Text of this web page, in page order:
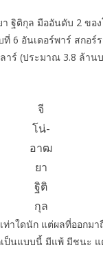
ฐิติกุล มืออันดับ 2 ขอ
6 อันเดอร์พาร์ สกอร์
าร์ (ประมาณ 3.8 ล้าน
จี
โน่-
อาฒ
ยา
ฐิติ
กุล
าใดนัก แต่ผลที่ออกม
ป็นแบบนี้ มีแพ้ มีชนะ